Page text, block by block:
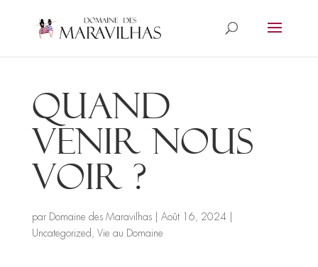
Quand
venir nous
voir ?
par Domaine des Maravilhas| Août 16, 2024|
Uncategorized , Vie au Domaine